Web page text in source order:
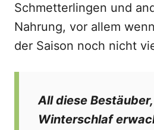
Schmetterlingen und
Nahrung, vor allem
der Saison noch nicht
All diese
Winterschlaf